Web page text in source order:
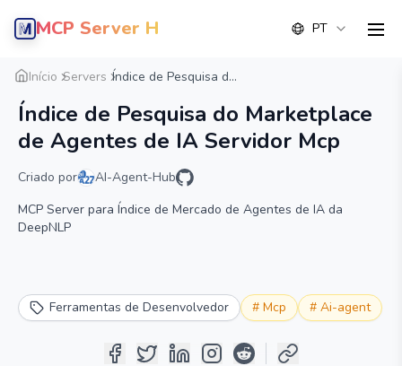
MCP Server Hub PT
Início Servers Índice de Pesquisa d...
Índice de Pesquisa do Marketplace
de Agentes de IA Servidor Mcp
Criado por
AI-Agent-Hub
MCP Server para Índice de Mercado de Agentes de IA da
DeepNLP
Ferramentas de Desenvolvedor # Mcp # Ai-agent
Visão geral Detalhe